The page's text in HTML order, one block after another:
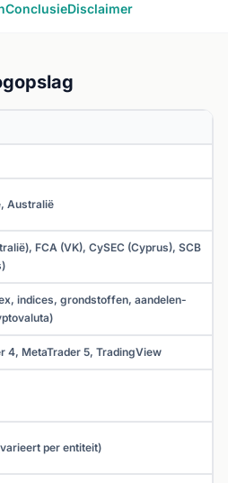
ConclusieDisclaimer
Australië
FCA (VK), CySEC (Cyprus), SCB
indices, grondstoffen, aandelen-
4, MetaTrader 5, TradingView
per entiteit)